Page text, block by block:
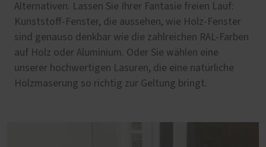
Alternativen. Lassen Sie Ihrer Fantasie freien Lauf:
Kunststoff-Fenster, die aussehen, wie Holz-Fenster
sind genauso denkbar wie die zahlreichen RAL-Farben
auf Holz oder Aluminium. Oder Sie wählen eine
unserer hochwertigen Lasuren, die eine natürliche
Holzmaserung so richtig zur Geltung bringt.